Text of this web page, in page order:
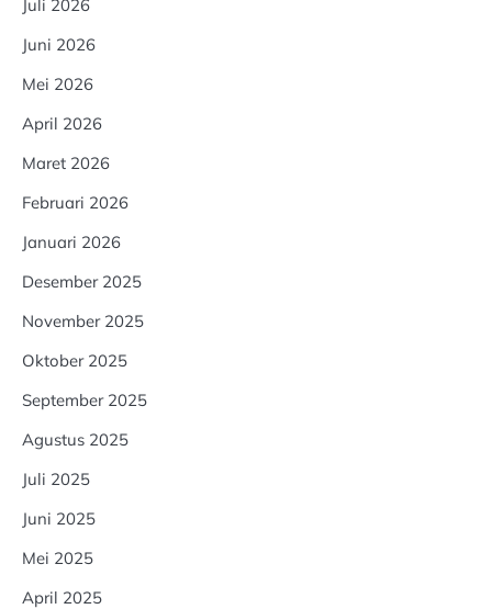
Juli 2026
Juni 2026
Mei 2026
April 2026
Maret 2026
Februari 2026
Januari 2026
Desember 2025
November 2025
Oktober 2025
September 2025
Agustus 2025
Juli 2025
Juni 2025
Mei 2025
April 2025